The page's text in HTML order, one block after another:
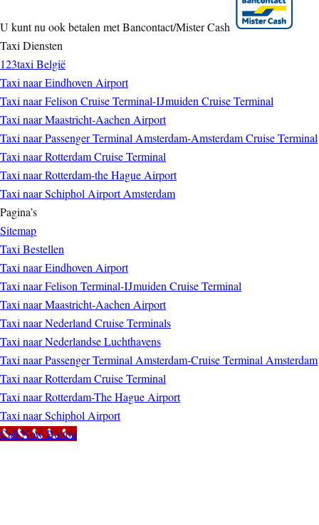
U kunt nu ook betalen met Bancontact/Mister Cash
Taxi Diensten
123taxi België
Taxi naar Eindhoven Airport
Taxi naar Felison Cruise Terminal-IJmuiden Cruise Terminal
Taxi naar Maastricht-Aachen Airport
Taxi naar Passenger Terminal Amsterdam-Amsterdam Cruise Terminal
Taxi naar Rotterdam Cruise Terminal
Taxi naar Rotterdam-the Hague Airport
Taxi naar Schiphol Airport Amsterdam
Pagina’s
Sitemap
Taxi Bestellen
Taxi naar Eindhoven Airport
Taxi naar Felison Terminal-IJmuiden Cruise Terminal
Taxi naar Maastricht-Aachen Airport
Taxi naar Nederland Cruise Terminals
Taxi naar Nederlandse Luchthavens
Taxi naar Passenger Terminal Amsterdam-Cruise Terminal Amsterdam
Taxi naar Rotterdam Cruise Terminal
Taxi naar Rotterdam-The Hague Airport
Taxi naar Schiphol Airport
Call Now Button